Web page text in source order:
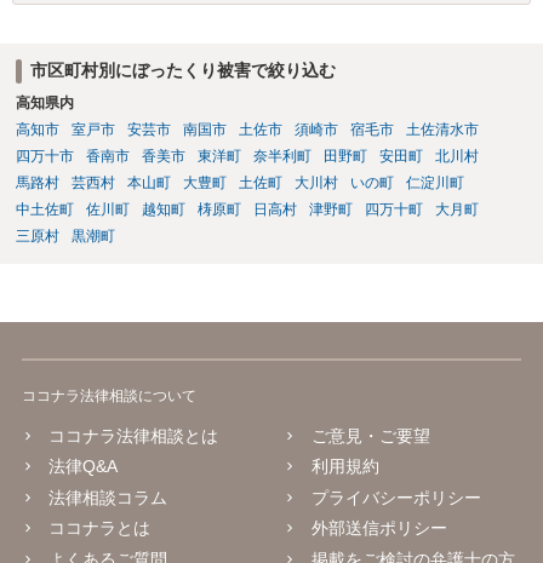
市区町村別にぼったくり被害で絞り込む
高知県内
高知市
室戸市 安芸市 南国市 土佐市 須崎市 宿毛市
土佐清水市
四万十市
香南市 香美市 東洋町 奈半利町 田野町 安田町
北川村
馬路村
芸西村 本山町 大豊町 土佐町 大川村 いの町
仁淀川町
中土佐町
佐川町 越知町 梼原町 日高村 津野町 四万十町
大月町
三原村
黒潮町
ココナラ法律相談について
ココナラ法律相談とは
法律Q&A
法律相談コラム
ココナラとは
よくあるご質問
ご意見・ご要望
利用規約
プライバシーポリシー
外部送信ポリシー
掲載をご検討の弁護士の方